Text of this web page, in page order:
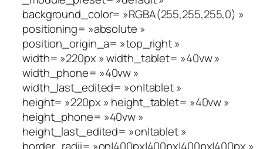
background_color= »RGBA(255,255,255,0) »
positioning= »absolute »
position_origin_a= »top_right »
width= »220px » width_tablet= »40vw »
width_phone= »40vw »
width_last_edited= »on|tablet »
height= »220px » height_tablet= »40vw »
height_phone= »40vw »
height_last_edited= »on|tablet »
border_radii= »on|400px|400px|400px|400px »